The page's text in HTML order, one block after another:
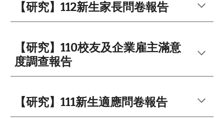
【研究】112新生家長問卷報告
【研究】110校友及企業雇主滿意
度調查報告
【研究】111新生適應問卷報告